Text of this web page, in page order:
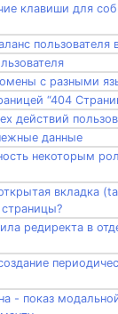
клавиши для
пользователя
с разными
“404
действий
данные
некоторым
вкладка
страницы?
редиректа в
- показ